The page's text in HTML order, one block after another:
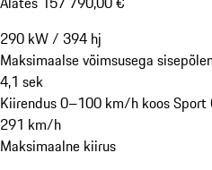
290 kW/ 394 hj
Maksimaalse võimsusega
4,1 sek
Kiirendus 0–100 km/h koos Sport
291 km/h
Maksimaalne kiirus